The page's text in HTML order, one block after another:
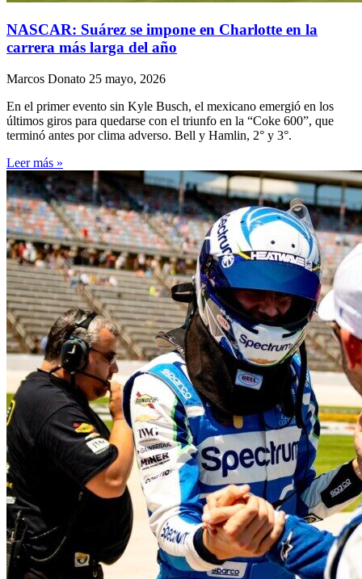
NASCAR: Suárez se impone en Charlotte en la
carrera más larga del año
Marcos Donato 25 mayo, 2026
En el primer evento sin Kyle Busch, el mexicano emergió en los
últimos giros para quedarse con el triunfo en la “Coke 600”, que
terminó antes por clima adverso. Bell y Hamlin, 2° y 3°.
Leer más »